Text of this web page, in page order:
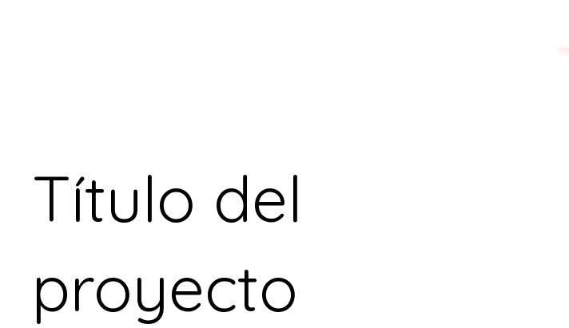
Título del
proyecto